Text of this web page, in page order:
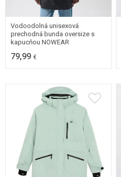
X-SMALL
XX-SMALL
Vodoodolná unisexová
prechodná bunda oversize s
kapucňou NOWEAR
79,99 €
MEDIUM
X-SMALL